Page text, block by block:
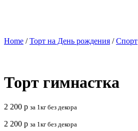
Home /Торт на День рождения /Спорт
Торт гимнастка
2 200 р за 1кг без декора
2 200 р за 1кг без декора